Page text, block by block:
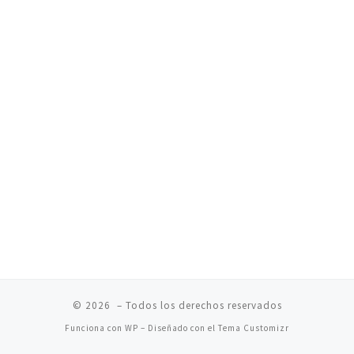
© 2026 – Todos los derechos reservados
Funciona con WP – Diseñado con el Tema Customizr